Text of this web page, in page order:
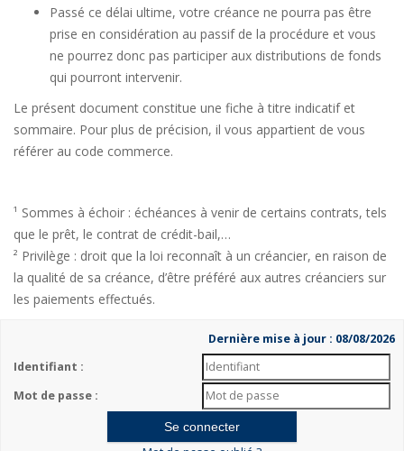
Passé ce délai ultime, votre créance ne pourra pas être
prise en considération au passif de la procédure et vous
ne pourrez donc pas participer aux distributions de fonds
qui pourront intervenir.
Le présent document constitue une fiche à titre indicatif et
sommaire. Pour plus de précision, il vous appartient de vous
référer au code commerce.
¹ Sommes à échoir : échéances à venir de certains contrats, tels
que le prêt, le contrat de crédit-bail,…
² Privilège : droit que la loi reconnaît à un créancier, en raison de
la qualité de sa créance, d’être préféré aux autres créanciers sur
les paiements effectués.
Dernière mise à jour : 08/08/2026
Identifiant :
Mot de passe :